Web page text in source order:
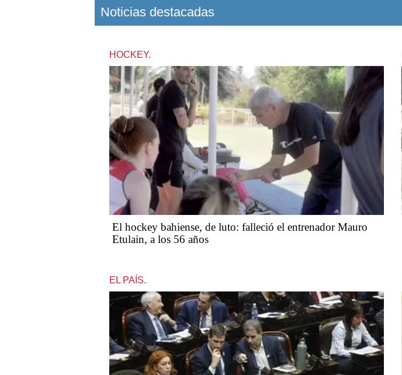
Noticias destacadas
HOCKEY.
El hockey bahiense, de luto: falleció el entrenador Mauro
Etulain, a los 56 años
EL PAÍS.